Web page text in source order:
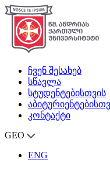
ჩვენ შესახებ
სწავლა
სტუდენტებისთვის
კონტაქტი
GEO
ENG